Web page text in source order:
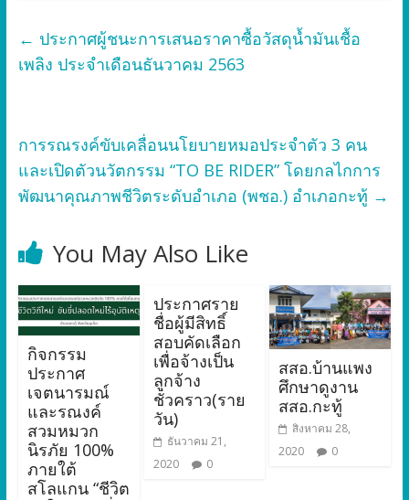
← ประกาศผู้ชนะการเสนอราคาซื้อวัสดุน้ำมันเชื้อ
เพลิง ประจำเดือนธันวาคม 2563
การรณรงค์ขับเคลื่อนนโยบายหมอประจำตัว 3 คน
และเปิดตัวนวัตกรรม “TO BE RIDER” โดยกลไกการ
พัฒนาคุณภาพชีวิตระดับอำเภอ (พชอ.) อำเภอกะทู้ →
You May Also Like
กิจกรรม
ประกาศ
เจตนารมณ์
และรณงค์
สวมหมวก
นิรภัย 100%
ภายใต้
สโลแกน “ชีวิต
ประกาศราย
ชื่อผู้มีสิทธิ์
สอบคัดเลือก
เพื่อจ้างเป็น
ลูกจ้าง
ชั่วคราว(ราย
วัน)
ธันวาคม 21,
2020
0
สสอ.บ้านแพง
ศึกษาดูงาน
สสอ.กะทู้
สิงหาคม 28,
2020
0